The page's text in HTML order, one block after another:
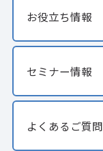
お役立ち情報
セミナー情報
よくあるご質問